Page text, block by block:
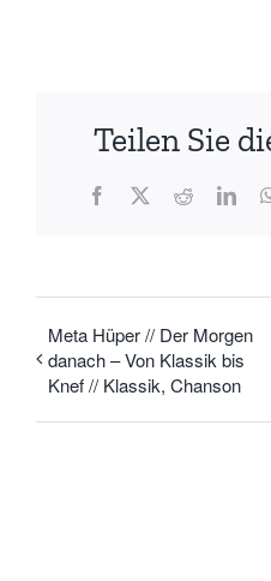
Teilen Sie
Facebook
X Reddit
Meta Hüper // Der Morgen
danach – Von Klassik bis
Knef // Klassik, Chanson